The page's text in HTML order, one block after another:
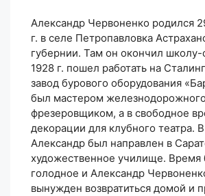
Александр Червоненко родился
г. в селе Петропавловка
губернии. Там он окончил школу-
1928 г. пошел работать на
завод бурового оборудования
был мастером
фрезеровщиком, а в свободное
декорации для клубного театра.
Александр был направлен в
художественное училище. Время
голодное и Александр
вынужден возвратиться домой и